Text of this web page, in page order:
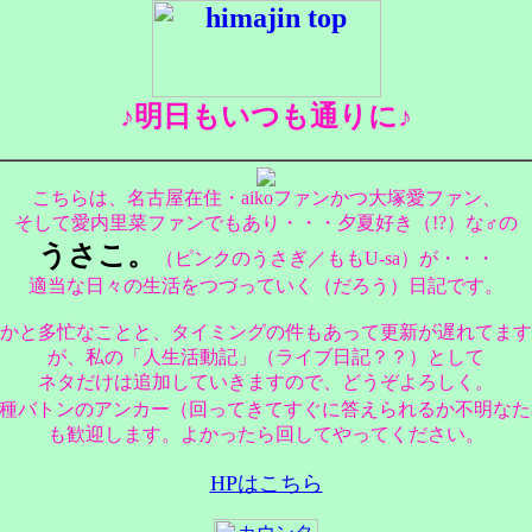
♪明日もいつも通りに♪
こちらは、名古屋在住・aikoファンかつ大塚愛ファン、
そして愛内里菜ファンでもあり・・・夕夏好き（!?）な♂の
うさこ。
（ピンクのうさぎ／ももU-sa）が・・・
適当な日々の生活をつづっていく（だろう）日記です。
と多忙なことと、タイミングの件もあって更新が遅れてま
が、私の「人生活動記」（ライブ日記？？）として
ネタだけは追加していきますので、どうぞよろしく。
バトンのアンカー（回ってきてすぐに答えられるか不明な
も歓迎します。よかったら回してやってください。
HPはこちら